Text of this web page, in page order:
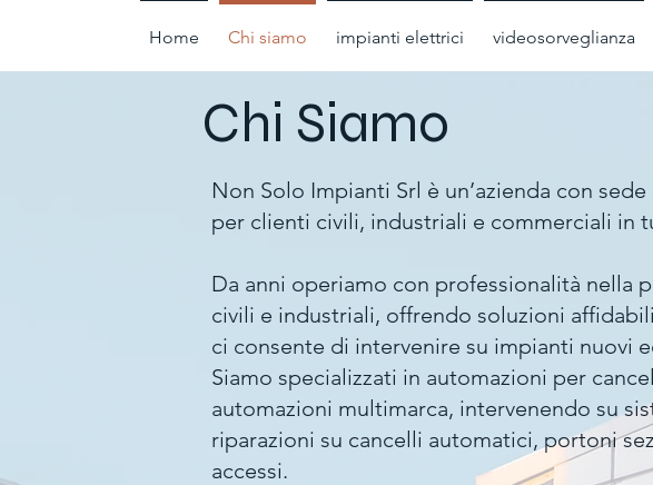
Home Chi siamo impianti elettrici videosorveglianza
Chi Siamo
Non Solo Impianti Srl è un’azienda con
per clienti civili, industriali e commerciali in
Da anni operiamo con professionalità nella
civili e industriali, offrendo soluzioni
ci consente di intervenire su impianti nuovi
Siamo specializzati in automazioni per
automazioni multimarca, intervenendo su
riparazioni su cancelli automatici, portoni
accessi.